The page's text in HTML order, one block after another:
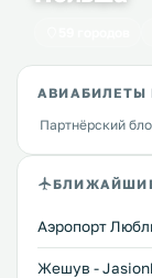
АВИАБИЛЕТЫ
Партнёрский
Аэропорт
Жешув -